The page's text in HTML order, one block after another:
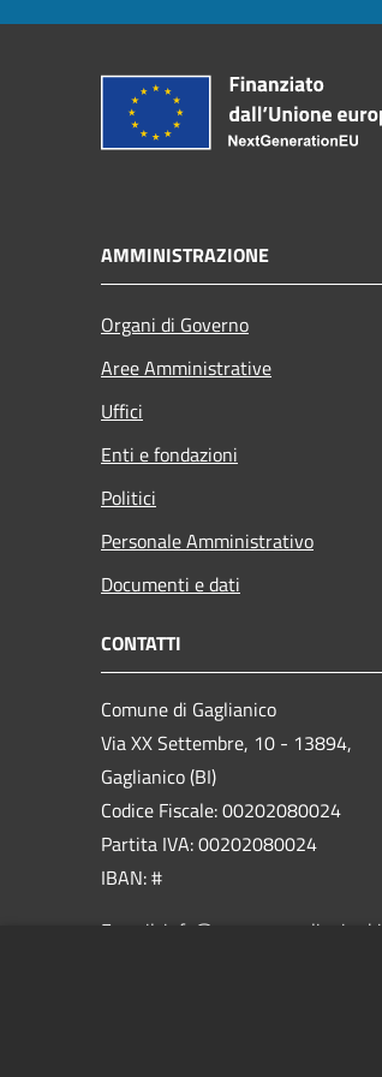
AMMINISTRAZIONE
Organi di Governo
Aree Amministrative
Uffici
Enti e fondazioni
Politici
Personale Amministrativo
Documenti e dati
CONTATTI
Comune di Gaglianico
Via XX Settembre, 10 - 13894,
Gaglianico (BI)
Codice Fiscale: 00202080024
Partita IVA: 00202080024
IBAN: #
E-mail: